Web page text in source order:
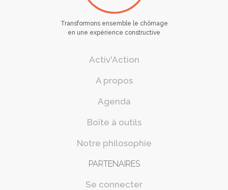
Transformons ensemble le chômage
en une expérience constructive
Activ'Action
A propos
Agenda
Boîte à outils
Notre philosophie
PARTENAIRES
Se connecter